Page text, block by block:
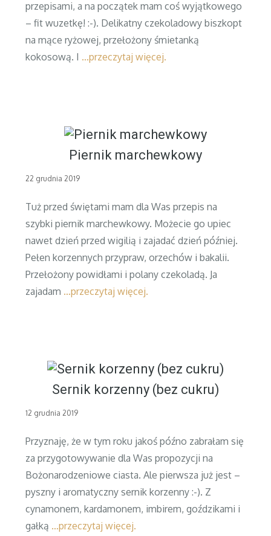
przepisami, a na początek mam coś wyjątkowego
– fit wuzetkę! :-). Delikatny czekoladowy biszkopt
na mące ryżowej, przełożony śmietanką
kokosową. I …przeczytaj więcej.
Piernik marchewkowy
Posted
22 grudnia 2019
Tuż przed świętami mam dla Was przepis na
szybki piernik marchewkowy. Możecie go upiec
nawet dzień przed wigilią i zajadać dzień później.
Pełen korzennych przypraw, orzechów i bakalii.
Przełożony powidłami i polany czekoladą. Ja
zajadam …przeczytaj więcej.
Sernik korzenny (bez cukru)
Posted
12 grudnia 2019
Przyznaję, że w tym roku jakoś późno zabrałam się
za przygotowywanie dla Was propozycji na
Bożonarodzeniowe ciasta. Ale pierwsza już jest –
pyszny i aromatyczny sernik korzenny :-). Z
cynamonem, kardamonem, imbirem, goździkami i
gałką …przeczytaj więcej.